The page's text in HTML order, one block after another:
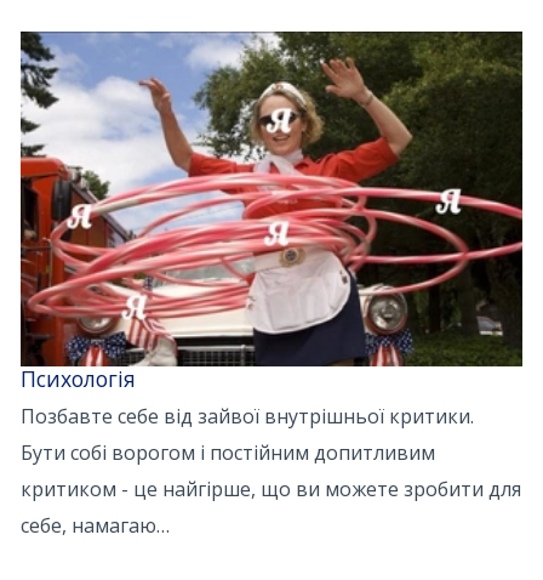
Психологія
Позбавте себе від зайвої внутрішньої критики.
Бути собі ворогом і постійним допитливим
критиком - це найгірше, що ви можете зробити для
себе, намагаю…